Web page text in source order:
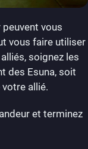
vous
vous faire utiliser
soignez les
des Esuna, soit
allié.
et terminez